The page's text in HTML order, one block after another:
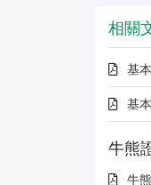
相關
基
基
牛熊
牛